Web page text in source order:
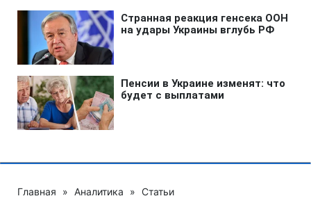
Главная » Аналитика » Статьи